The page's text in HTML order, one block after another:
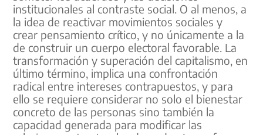
institucionales al contraste social. O al menos, a
la idea de reactivar movimientos sociales y
crear pensamiento crítico, y no únicamente a la
de construir un cuerpo electoral favorable. La
transformación y superación del capitalismo, en
último término, implica una confrontación
radical entre intereses contrapuestos, y para
ello se requiere considerar no solo el bienestar
concreto de las personas sino también la
capacidad generada para modificar las